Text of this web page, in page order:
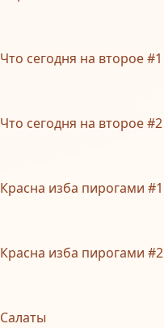
Что сегодня на второе #1
Что сегодня на второе #2
Красна изба пирогами #1
Красна изба пирогами #2
Салаты